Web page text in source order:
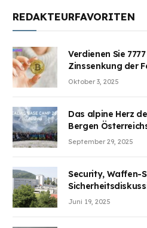
REDAKTEURFAVORITEN
Verdienen Sie
Zinssenkung der
Aufmerksamkeit
Oktober 3, 2025
Das alpine Herz
Bergen
Wunden des
September 29, 2025
Security, Waffen-
Juni 19, 2025